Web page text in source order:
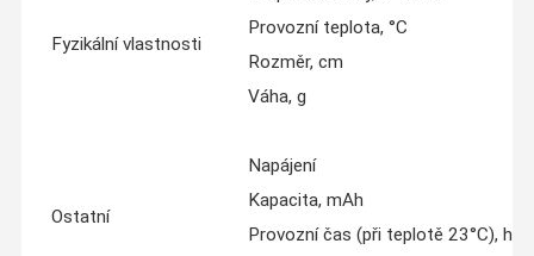
Fyzikální vlastnosti
Provozní teplota, °C
Rozměr, cm
Váha, g
Ostatní
Napájení
Kapacita, mAh
Provozní čas (při teplotě 23°C), h